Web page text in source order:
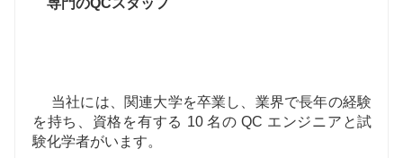
当社には、関連大学を卒業し、業界で長年の経験
を持ち、資格を有する 10 名の QC エンジニアと試
験化学者がいます。